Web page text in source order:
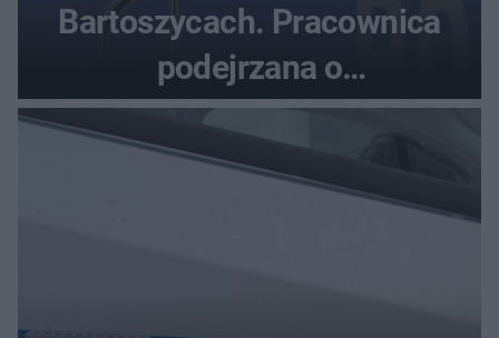
Bartoszycach. Pracownica
podejrzana o
przywłaszczenie 470 000 zł